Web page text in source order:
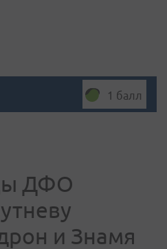
1 балл
ДФО
и Знамя